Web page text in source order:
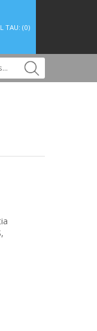
TAU: (0)